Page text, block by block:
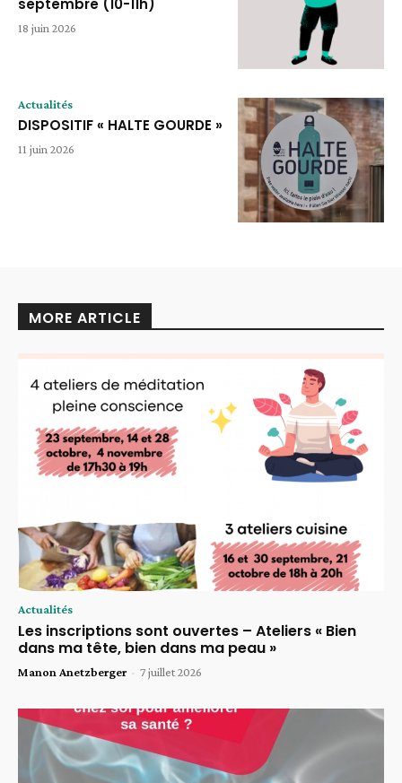
septembre (10-11h)
18 juin 2026
Actualités
DISPOSITIF « HALTE GOURDE »
11 juin 2026
MORE ARTICLE
Actualités
Les inscriptions sont ouvertes – Ateliers « Bien
dans ma tête, bien dans ma peau »
Manon Anetzberger - 7 juillet 2026